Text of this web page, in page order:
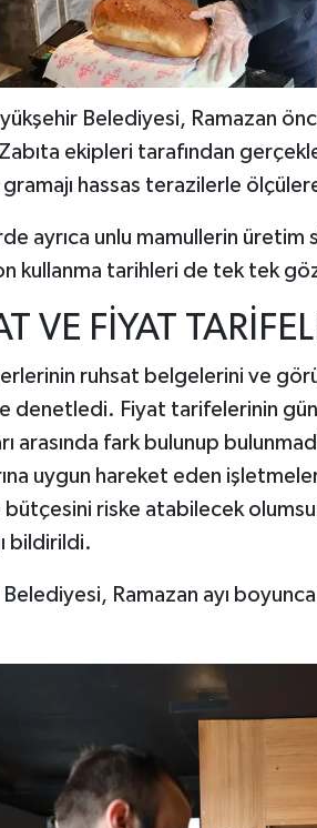
Belediyesi, Ramazan
Zabıta ekipleri tarafından
hassas terazilerle
ayrıca unlu mamullerin
kullanma tarihleri de tek tek
VE FİYAT
ruhsat belgelerini ve
denetledi. Fiyat tarifelerinin
arasında fark bulunup
uygun hareket eden
bütçesini riske atabilecek
bildirildi.
Belediyesi, Ramazan ayı